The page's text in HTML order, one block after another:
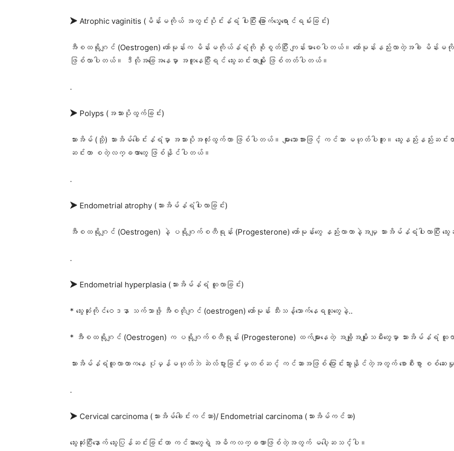
➤ Atrophic vaginitis (မိန်းမကိုယ် အတွင်းပိုင်းနံရံ ပါးပြီး ခြောက်သွေ့ရောင်ရမ်းခြင်း)
အီစထရိုဂျင် (Oestrogen) ဟော်မုန်းက မိန်းမကိုယ်နံရံကို စိုစွတ်ပြီး ကျန်းမာစေပါတယ်။ ဟော်မုန်းနည်းလာတဲ့အခါ မိန်းမကိုယ်နံ
ဖြစ်လာပါတယ်။ ဒီလိုအခြေအနေမှာ အတူနေပြီးရင် သွေးဆင်းတာမျိုး ဖြစ်တတ်ပါတယ်။
.
➤ Polyps (အသားပိုထွက်ခြင်း)
သားအိမ် (သို့) သားအိမ်ခေါင်းနံရံမှာ အသားပိုအလုံးထွက်တာ ဖြစ်ပါတယ်။ များသောအားဖြင့် ကင်ဆာ မဟုတ်ပါဘူး။ သွေးနည်းနည်းဆင်းတာ
ဆင်းတာ စတဲ့လက္ခဏာတွေ ဖြစ်နိုင်ပါတယ်။
.
➤ Endometrial atrophy (သားအိမ်နံရံပါးလာခြင်း)
အီစထရိုဂျင် (Oestrogen) နဲ့ ပရိုဂျက်စတီရုန်း (Progesterone) ဟော်မုန်းတွေ နည်းလာတာနဲ့အမျှ သားအိမ်နံရံပါးလာပြီး သွ
.
➤ Endometrial hyperplasia (သားအိမ်နံရံ ထူလာခြင်း)
* သွေးဆုံးကိုင်ဝေဒနာ သက်သာဖို့ အီစတိုဂျင် (oestrogen) ဟော်မုန်း သီးသန့်သောက်နေရသူတွေနဲ့..
* အီစထရိုဂျင် (Oestrogen) က ပရိုဂျက်စတီရုန်း (Progesterone) ထက်များနေတဲ့ အချို့အမျိုးသမီးတွေမှာ သားအိမ်နံရံ
သားအိမ်နံရံထူလာတာကနေ ပုံမှန်မဟုတ်ဘဲ ဆဲလ်ပွားခြင်းမှတစ်ဆင့် ကင်ဆာအဖြစ် ပြောင်းသွားနိုင်တဲ့အတွက် စောစီးစွာ စစ်ဆ
.
➤ Cervical carcinoma (သားအိမ်ခေါင်းကင်ဆာ)/ Endometrial carcinoma (သားအိမ်ကင်ဆာ)
သွေးဆုံးပြီးနောက် သွေးပြန်ဆင်းခြင်းဟာ ကင်ဆာတွေရဲ့ အဓိကလက္ခဏာဖြစ်တဲ့အတွက် မပေါ့ဆသင့်ပါ။